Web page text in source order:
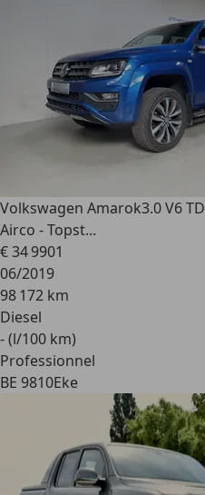
Volkswagen Amarok3.0 V6
Airco - Topst...
€ 34 9901
06/2019
98 172 km
Diesel
- (l/100 km)
Professionnel
BE 9810Eke